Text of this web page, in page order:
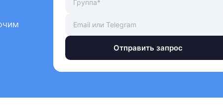
Отправить запрос